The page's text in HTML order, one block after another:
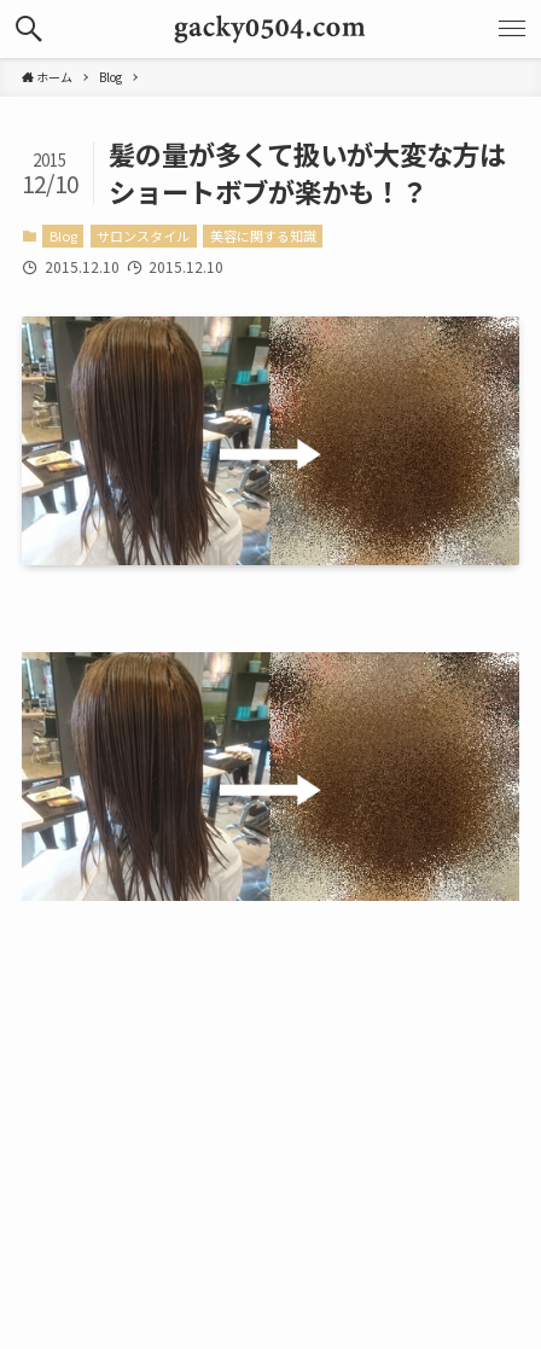
ホーム Blog
髪の量が多くて扱いが大変な方は
ショートボブが楽かも！？
2015
12/10
Blog サロンスタイル 美容に関する知識
2015.12.10 2015.12.10